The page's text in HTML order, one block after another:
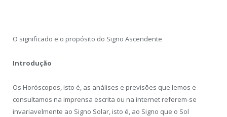
O significado e o propósito do Signo Ascendente
Introdução
Os Horóscopos, isto é, as análises e previsões que lemos e
consultamos na imprensa escrita ou na internet referem-se
invariavelmente ao Signo Solar, isto é, ao Signo que o Sol